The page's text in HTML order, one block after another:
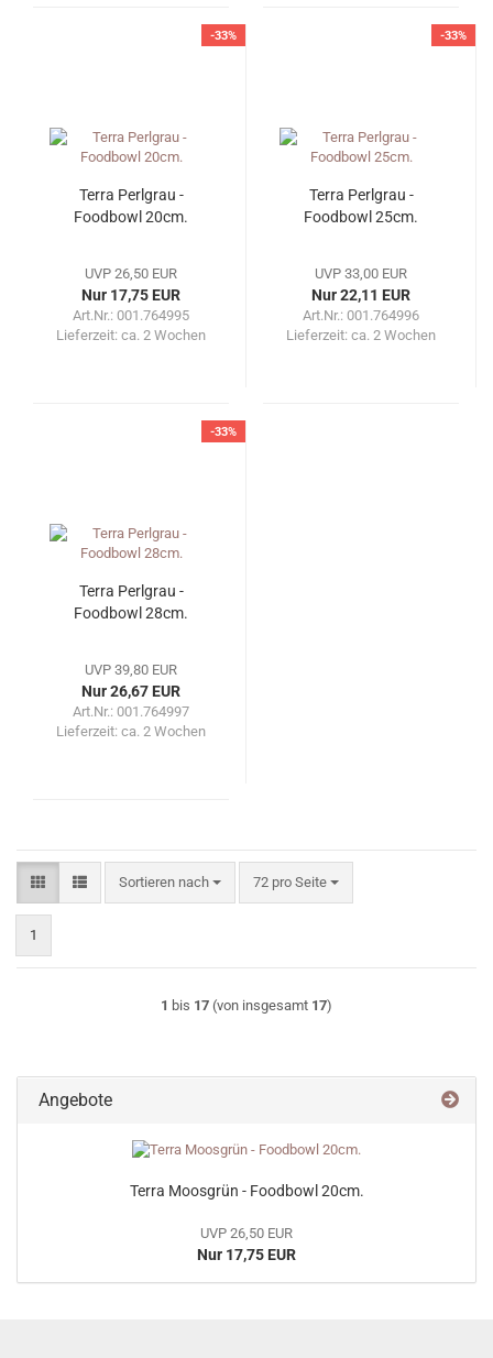
-33%
Terra Perlgrau -
Foodbowl 20cm.
UVP 26,50 EUR
Nur 17,75 EUR
Art.Nr.: 001.764995
Lieferzeit: ca. 2 Wochen
-33%
Terra Perlgrau -
Foodbowl 25cm.
UVP 33,00 EUR
Nur 22,11 EUR
Art.Nr.: 001.764996
Lieferzeit: ca. 2 Wochen
-33%
Terra Perlgrau -
Foodbowl 28cm.
UVP 39,80 EUR
Nur 26,67 EUR
Art.Nr.: 001.764997
Lieferzeit: ca. 2 Wochen
Sortieren nach
Sortieren nach 72 pro Seite
pro Seite
1
1 bis 17 (von insgesamt 17)
Angebote
Terra Moosgrün - Foodbowl 20cm.
UVP 26,50 EUR
Nur 17,75 EUR